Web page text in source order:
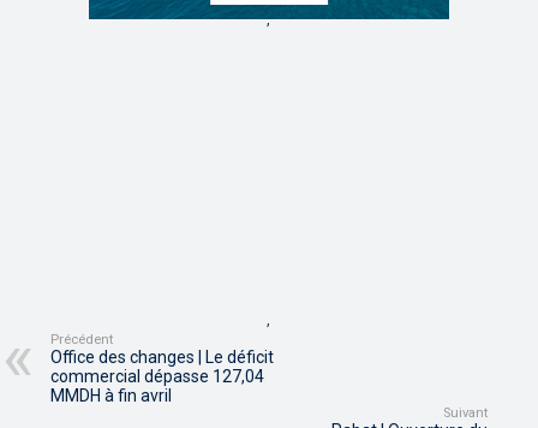
,
,
Précédent
Office des changes | Le déficit
commercial dépasse 127,04
MMDH à fin avril
Suivant